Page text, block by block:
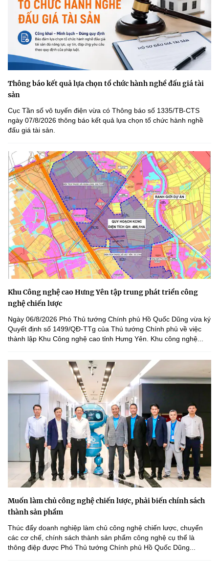
Thông báo kết quả lựa chọn tổ chức hành nghề đấu giá tài
sản
Cục Tần số vô tuyến điện vừa có Thông báo số 1335/TB-CTS
ngày 07/8/2026 thông báo kết quả lựa chọn tổ chức hành nghề
đấu giá tài sản.
Khu Công nghệ cao Hưng Yên tập trung phát triển công
nghệ chiến lược
Ngày 06/8/2026 Phó Thủ tướng Chính phủ Hồ Quốc Dũng vừa ký
Quyết định số 1499/QĐ-TTg của Thủ tướng Chính phủ về việc
thành lập Khu Công nghệ cao tỉnh Hưng Yên. Khu công nghệ...
Muốn làm chủ công nghệ chiến lược, phải biến chính sách
thành sản phẩm
Thúc đẩy doanh nghiệp làm chủ công nghệ chiến lược, chuyển
các cơ chế, chính sách thành sản phẩm công nghệ cụ thể là
thông điệp được Phó Thủ tướng Chính phủ Hồ Quốc Dũng...